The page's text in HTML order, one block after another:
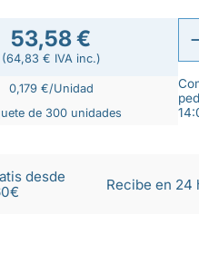
53,58 €
(64,83 € IVA inc.)
0,179 €/Unidad
de 300 unidades
desde
Recibe en 24